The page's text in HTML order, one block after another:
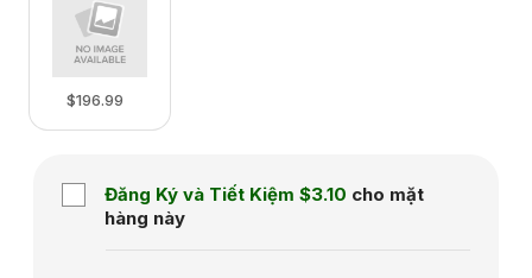
$196.99
Đăng Ký và Tiết Kiệm $3.10 cho mặt
hàng này